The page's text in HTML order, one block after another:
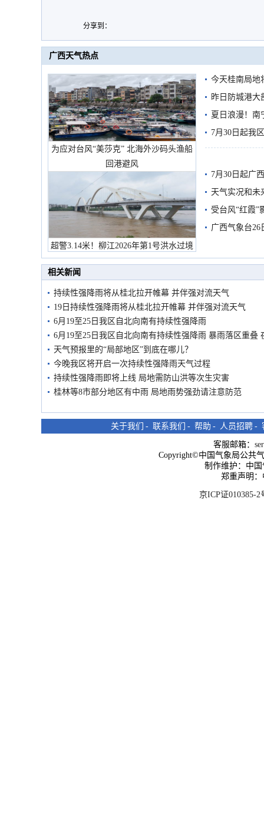
分享到：
广西天气热点
为应对台风“美莎克” 北海外沙码头渔船
回港避风
超警3.14米！柳江2026年第1号洪水过境
市民在堤岸见证汛况
今天桂南局地
需继续防范
昨日防城港大
雨
夏日浪漫！南
7月30日起我
7月30日起广
天气实况和未
受台风“红霞”
有较强降雨
广西气象台26
相关新闻
持续性强降雨将从桂北拉开帷幕 并伴强对流天气
19日持续性强降雨将从桂北拉开帷幕 并伴强对流天气
6月19至25日我区自北向南有持续性强降雨
6月19至25日我区自北向南有持续性强降雨 暴雨落区重叠
天气预报里的“局部地区”到底在哪儿？
今晚我区将开启一次持续性强降雨天气过程
持续性强降雨即将上线 局地需防山洪等次生灾害
桂林等8市部分地区有中雨 局地雨势强劲请注意防范
关于我们 - 联系我们 - 帮助 - 人员招聘 -
客服邮箱：
Copyright©中国气象局公共
制作维护：中
郑重声明
京ICP证010385-2